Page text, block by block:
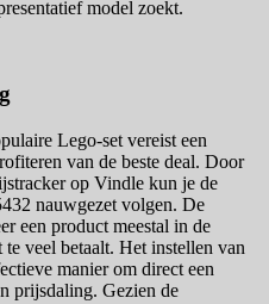
model zoekt.
Lego-set vereist een
van de beste deal. Door
op Vindle kun je de
nauwgezet volgen. De
een product meestal in de
veel betaalt. Het instellen van
manier om direct een
prijsdaling. Gezien de